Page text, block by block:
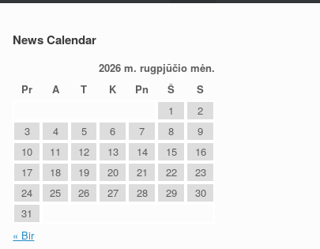
News Calendar
2026 m. rugpjūčio mėn.
Pr
A T K Pn Š
S
1
2
3
4 5 6 7 8
9
10
11 12 13 14 15
16
17
18 19 20 21 22
23
24
25 26 27 28 29
30
31
« Bir